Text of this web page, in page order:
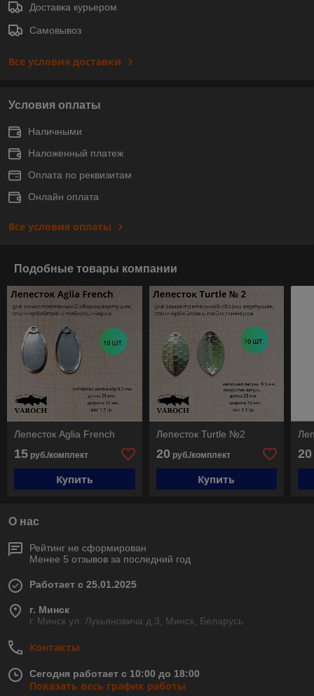
Доставка курьером
Самовывоз
Все условия доставки
Условия оплаты
Наличными
Наложенный платеж
Оплата по реквизитам
Онлайн оплата
Все условия оплаты
Подобные товары компании
Лепесток Aglia French
15 руб./комплект
Купить
Лепесток Turtle №2
20 руб./комплект
Купить
20
О нас
Рейтинг не сформирован
Менее 5 отзывов за последний год
Работает с 25.01.2025
г. Минск
г. Минск ул. Лукьяновича д.3, Минск, Беларусь
Контакты
Сегодня работает с 10:00 до 18:00
Показать весь график работы